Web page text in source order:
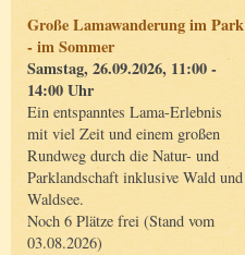
Große Lamawanderung im Park
- im Sommer
Samstag, 26.09.2026, 11:00 -
14:00 Uhr
Ein entspanntes Lama-Erlebnis
mit viel Zeit und einem großen
Rundweg durch die Natur- und
Parklandschaft inklusive Wald und
Waldsee.
Noch 6 Plätze frei (Stand vom
03.08.2026)